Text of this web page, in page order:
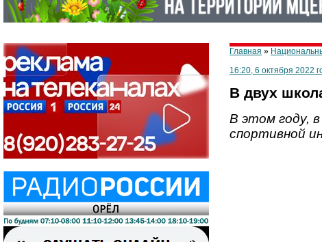
Главная »
16:20, 6 октября 2022
В двух
В этом году,
спортивной